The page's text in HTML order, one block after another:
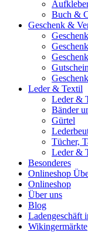
Buch &
Geschenk &
Leder & Textil
Leder &
Bänder
Gürtel
Tücher,
Leder &
Besonderes
Onlineshop
Onlineshop
Über uns
Blog
Ladengeschäft
Wikingermärkte